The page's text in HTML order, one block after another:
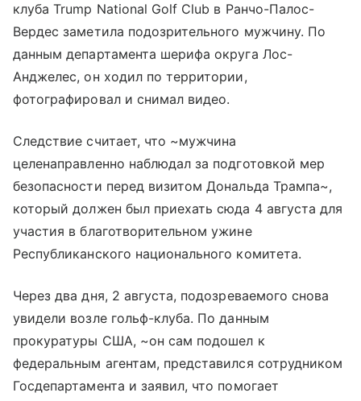
клуба Trump National Golf Club в Ранчо-Палос-
Вердес заметила подозрительного мужчину. По
данным департамента шерифа округа Лос-
Анджелес, он ходил по территории,
фотографировал и снимал видео.
Следствие считает, что ~мужчина
целенаправленно наблюдал за подготовкой мер
безопасности перед визитом Дональда Трампа~,
который должен был приехать сюда 4 августа для
участия в благотворительном ужине
Республиканского национального комитета.
Через два дня, 2 августа, подозреваемого снова
увидели возле гольф-клуба. По данным
прокуратуры США, ~он сам подошел к
федеральным агентам, представился сотрудником
Госдепартамента и заявил, что помогает